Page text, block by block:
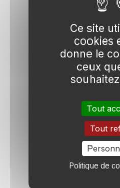
Avocat
Avocat Plus-
Avocat
Avocat
Avocat Déficit
Avocat TVA
Avocat
Avocat
Ce site
cookies
donne le
ceux
Tout
Tout
Politique de